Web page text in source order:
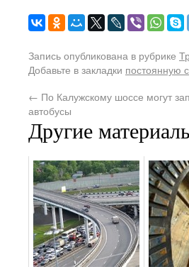
Запись опубликована в рубрике
Добавьте в закладки постоянную
← По Калужскому шоссе могут
автобусы
Другие